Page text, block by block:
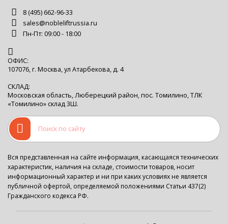
8 (495) 662-96-33
sales@nobleliftrussia.ru
Пн-Пт: 09:00 - 18:00
ОФИС:
107076, г. Москва, ул Атарбекова, д. 4
СКЛАД:
Московская область, Люберецкий район, пос. Томилино, ТЛК
«Томилино» склад 3Ш.
Вся представленная на сайте информация, касающаяся технических
характеристик, наличия на складе, стоимости товаров, носит
информационный характер и ни при каких условиях не является
публичной офертой, определяемой положениями Статьи 437(2)
Гражданского кодекса РФ.